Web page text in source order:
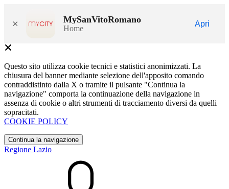
× MySanVitoRomano
Home
Apri
Questo sito utilizza cookie tecnici e statistici anonimizzati. La
chiusura del banner mediante selezione dell'apposito comando
contraddistinto dalla X o tramite il pulsante "Continua la
navigazione" comporta la continuazione della navigazione in
assenza di cookie o altri strumenti di tracciamento diversi da quelli
sopracitati.
COOKIE POLICY
Continua la navigazione
Regione Lazio